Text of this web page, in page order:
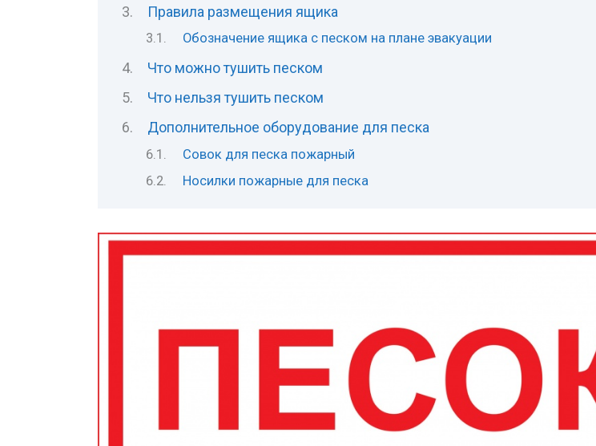
Правила размещения ящика
Обозначение ящика с песком на плане эвакуации
Что можно тушить песком
Что нельзя тушить песком
Дополнительное оборудование для песка
Совок для песка пожарный
Носилки пожарные для песка